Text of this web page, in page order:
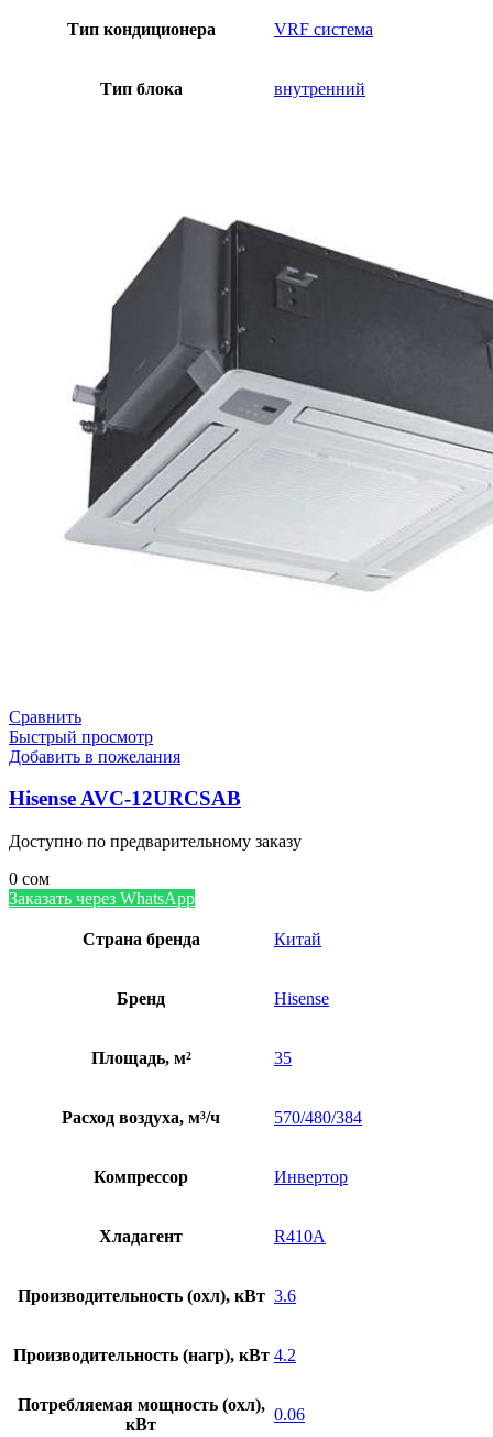
Тип кондиционера VRF система
Тип блока внутренний
Сравнить
Быстрый просмотр
Добавить в пожелания
Hisense AVC-12URCSAB
Доступно по предварительному заказу
0 сом
Заказать через WhatsApp
Страна бренда Китай
Бренд Hisense
Площадь, м² 35
Расход воздуха, м³/ч 570/480/384
Компрессор Инвертор
Хладагент R410A
Производительность (охл), кВт 3.6
Производительность (нагр), кВт 4.2
Потребляемая мощность (охл),
кВт
0.06